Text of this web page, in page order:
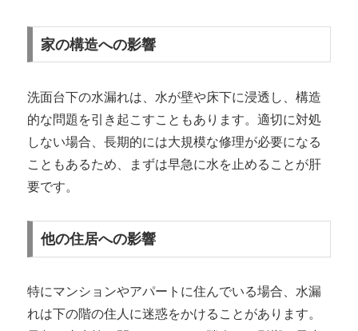
家の構造への影響
洗面台下の水漏れは、水が壁や床下に浸透し、構造
的な問題を引き起こすこともあります。適切に対処
しない場合、長期的には大規模な修理が必要になる
こともあるため、まずは早急に水を止めることが肝
要です。
他の住居への影響
特にマンションやアパートに住んでいる場合、水漏
れは下の階の住人に迷惑をかけることがあります。